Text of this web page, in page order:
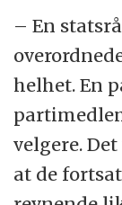
– En
helhet. En
velgere.
at de